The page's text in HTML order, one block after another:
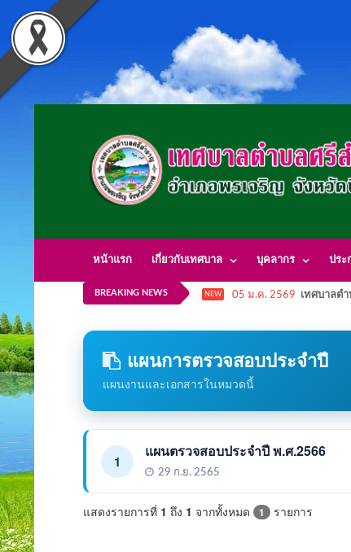
หน้าแรก เกี่ยวกับเทศบาล บุคลากร ประ
BREAKING NEWS NEW 05 ม.ค. 2569 เทศบาลต
แผนการตรวจสอบประจำปี
แผนงานและเอกสารในหมวดนี้
1
แผนตรวจสอบประจำปี พ.ศ.2566
29 ก.ย. 2565
แสดงรายการที่ 1 ถึง 1 จากทั้งหมด 1 รายการ